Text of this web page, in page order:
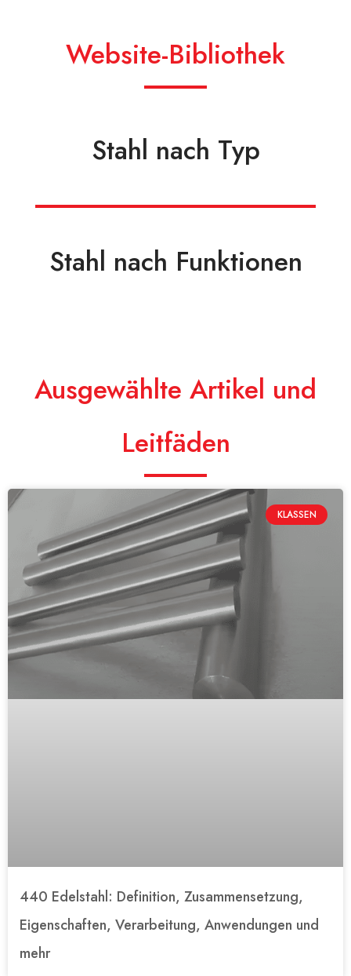
Website-Bibliothek
Stahl nach Typ
Stahl nach Funktionen
Ausgewählte Artikel und
Leitfäden
KLASSEN
440 Edelstahl: Definition, Zusammensetzung,
Eigenschaften, Verarbeitung, Anwendungen und
mehr